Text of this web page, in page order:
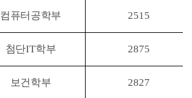
컴퓨터공학부 2515
첨단IT학부 2875
보건학부 2827